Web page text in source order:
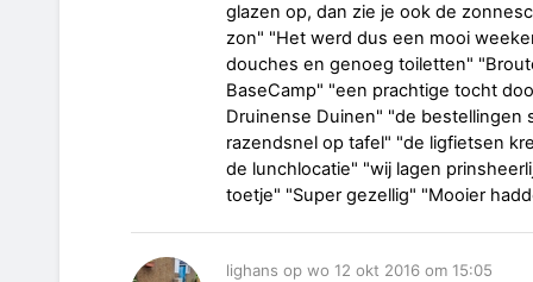
glazen op, dan zie je ook de
zon" "Het werd dus een mooi
douches en genoeg toiletten"
BaseCamp" "een prachtige tocht
Druinense Duinen" "de
razendsnel op tafel" "de ligfietsen
de lunchlocatie" "wij lagen
toetje" "Super gezellig" "Mooier
lighans op wo 12 okt 2016 om 15:05